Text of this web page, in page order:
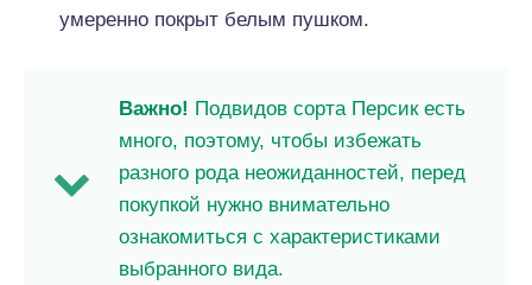
умеренно покрыт белым пушком.
Важно! Подвидов сорта Персик есть
много, поэтому, чтобы избежать
разного рода неожиданностей, перед
покупкой нужно внимательно
ознакомиться с характеристиками
выбранного вида.